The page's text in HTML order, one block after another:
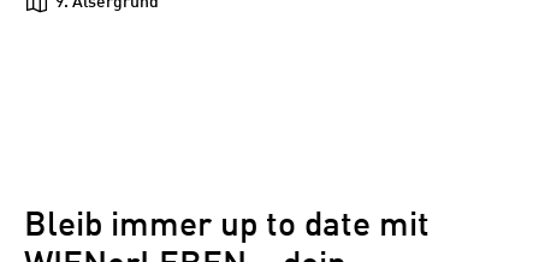
Bleib immer up to date mit